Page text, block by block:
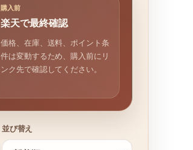
購入前
楽天で最終確認
価格、在庫、送料、ポイント条
件は変動するため、購入前にリ
ンク先で確認してください。
並び替え